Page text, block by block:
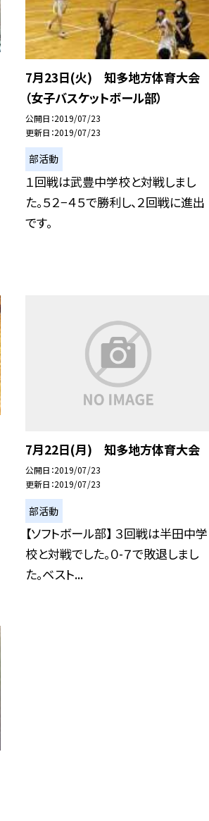
7月23日(火) 知多地方体育大会
（女子バスケットボール部）
公開日 2019/07/23
更新日 2019/07/23
部活動
１回戦は武豊中学校と対戦しまし
た。５２−４５で勝利し、２回戦に進出
です。
7月22日(月) 知多地方体育大会
公開日 2019/07/23
更新日 2019/07/23
部活動
【ソフトボール部】 ３回戦は半田中学
校と対戦でした。０-７で敗退しまし
た。ベスト...